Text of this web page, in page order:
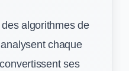
algorithmes de
chaque
ses